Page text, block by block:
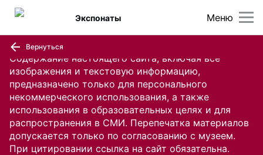
Содержание настоящего сайта, включая все
изображения и текстовую информацию,
предназначено только для персонального
некоммерческого использования, а также
использования в образовательных целях и для
распространения в СМИ. Перепечатка материалов
допускается только по согласованию с музеем.
При цитировании ссылка на сайт обязательна.
Меню
Экспонаты
Вернуться